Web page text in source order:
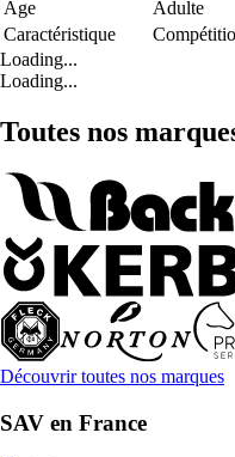
Age
Adulte
Caractéristique
Loading...
Loading...
Toutes nos
Découvrir toutes nos marques
SAV en France